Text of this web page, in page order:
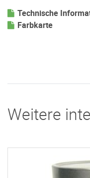
Technische
Farbkarte
Weitere